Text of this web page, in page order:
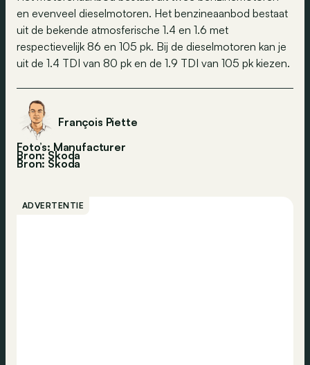
en evenveel dieselmotoren. Het benzineaanbod bestaat
uit de bekende atmosferische 1.4 en 1.6 met
respectievelijk 86 en 105 pk. Bij de dieselmotoren kan je
uit de 1.4 TDI van 80 pk en de 1.9 TDI van 105 pk kiezen.
François Piette
Foto’s: Manufacturer
Bron: Skoda
Bron: Skoda
ADVERTENTIE